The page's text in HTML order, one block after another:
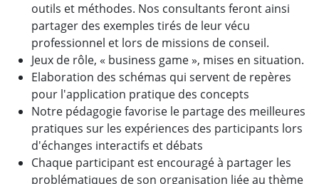
outils et méthodes. Nos consultants feront ainsi
partager des exemples tirés de leur vécu
professionnel et lors de missions de conseil.
Jeux de rôle, « business game », mises en situation.
Elaboration des schémas qui servent de repères
pour l'application pratique des concepts
Notre pédagogie favorise le partage des meilleures
pratiques sur les expériences des participants lors
d'échanges interactifs et débats
Chaque participant est encouragé à partager les
problématiques de son organisation liée au thème